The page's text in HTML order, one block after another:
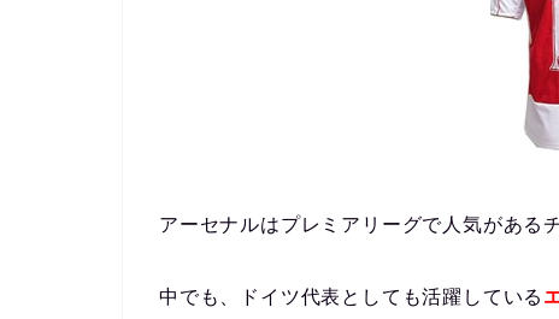
アーセナルはプレミアリーグで人気がある
中でも、ドイツ代表としても活躍している